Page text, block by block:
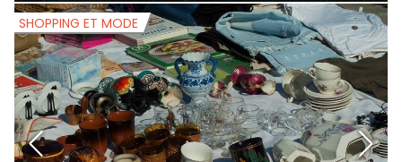
SHOPPING ET MODE